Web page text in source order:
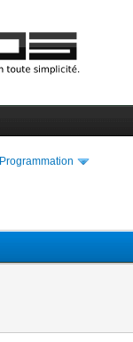
Programmation